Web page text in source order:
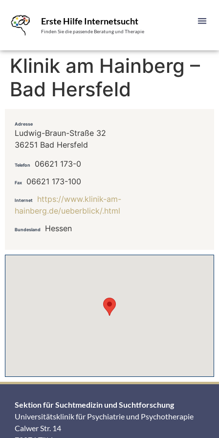
Erste Hilfe Internetsucht
Finden Sie die passende Beratung und Therapie
Klinik am Hainberg –
Bad Hersfeld
Adresse
Ludwig-Braun-Straße 32
36251 Bad Hersfeld
Telefon 06621 173-0
Fax 06621 173-100
Internet
https://www.klinik-am-
hainberg.de/ueberblick/.html
Bundesland Hessen
Sektion für Suchtmedizin und Suchtforschung
Universitätsklinik für Psychiatrie und Psychotherapie
Calwer Str. 14